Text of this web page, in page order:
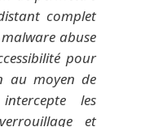
complet
abuse
pour
au moyen de
les
et